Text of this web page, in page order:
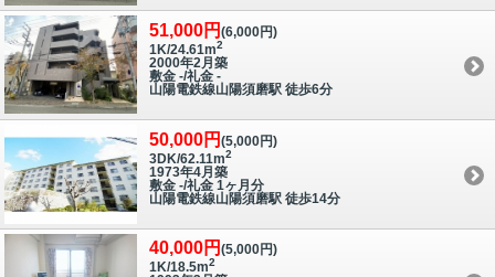
51,000円 (6,000円)
1K/24.61m2
2000年2月築
敷金 -/礼金 -
山陽電鉄線山陽須磨駅 徒歩6分
50,000円 (5,000円)
3DK/62.11m2
1973年4月築
敷金 -/礼金 1ヶ月分
山陽電鉄線山陽須磨駅 徒歩14分
40,000円 (5,000円)
1K/18.5m2